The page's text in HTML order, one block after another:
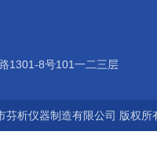
1301-8号101一二三层
芬析仪器制造有限公司 版权